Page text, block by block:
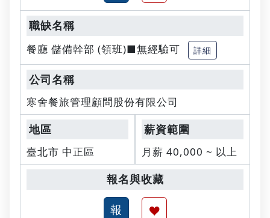
餐廳 儲備幹部 (領班)■無經驗可 詳細
寒舍餐旅管理顧問股份有限公司
臺北市 中正區 月薪 40,000 ~ 以上